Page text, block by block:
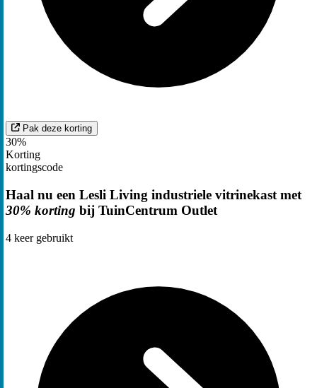
Pak deze korting
30%
Korting
kortingscode
Haal nu een Lesli Living industriele vitrinekast met
30% korting bij TuinCentrum Outlet
4 keer gebruikt